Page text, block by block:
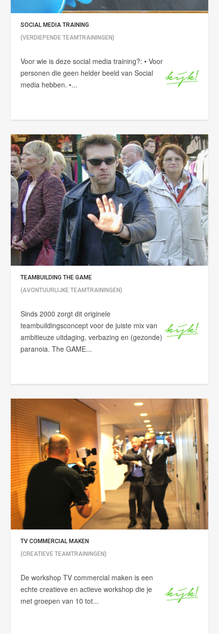
SOCIAL MEDIA TRAINING
(VERDIEPENDE TEAMTRAININGEN)
Voor wie is deze social media training?: • Voor
personen die geen helder beeld van Social
media hebben. •...
TEAMBUILDING THE GAME
(AVONTUURLIJKE TEAMTRAININGEN)
Sinds 2000 zorgt dit originele
teambuildingsconcept voor de juiste mix van
ambitieuze uitdaging, verbazing en (gezonde)
paranoia. The GAME...
TV COMMERCIAL MAKEN
(CREATIEVE TEAMTRAININGEN)
De workshop TV commercial maken is een
echte creatieve en actieve workshop die je
met groepen van 10 tot...